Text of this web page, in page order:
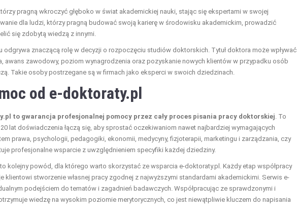
pragną wkroczyć głęboko w świat akademickiej nauki, stając się ekspertami w swojej
dla ludzi, którzy pragną budować swoją karierę w środowisku akademickim, prowadzić
się zdobytą wiedzą z innymi.
znaczącą rolę w decyzji o rozpoczęciu studiów doktorskich. Tytuł doktora może wpływać
awans zawodowy, poziom wynagrodzenia oraz pozyskanie nowych klientów w przypadku osób
Takie osoby postrzegane są w firmach jako eksperci w swoich dziedzinach.
od e-doktoraty.pl
to gwarancja profesjonalnej pomocy przez cały proces pisania pracy doktorskiej . To
lat doświadczenia łączą się, aby sprostać oczekiwaniom nawet najbardziej wymagających
prawa, psychologii, pedagogiki, ekonomii, medycyny, fizjoterapii, marketingu i zarządzania, czy
profesjonalne wsparcie z uwzględnieniem specyfiki każdej dziedziny.
kolejny powód, dla którego warto skorzystać ze wsparcia e-doktoraty.pl. Każdy etap współpracy
klientowi stworzenie własnej pracy zgodnej z najwyższymi standardami akademickimi. Serwis e-
podejściem do tematów i zagadnień badawczych. Współpracując ze sprawdzonymi i
wiedzę na wysokim poziomie merytorycznych, co jest niewątpliwie kluczem do napisania